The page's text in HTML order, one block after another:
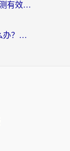
海外看不了b站怎么办？留学生亲测有效的回国加速器选择攻略，解决豆瓣音乐、美团外卖难题
在新西兰用千千音乐地区限制怎么办？海外华人必备的回国加速解决方案